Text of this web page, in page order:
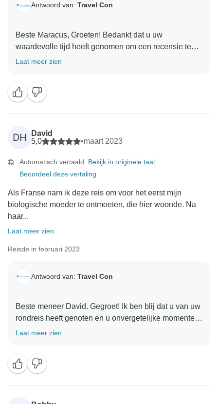
Antwoord van: Travel Con
Beste Maracus, Groeten! Bedankt dat u uw
waardevolle tijd heeft genomen om een recensie te
plaatsen over onze diensten en uw ervaring. Het laat
en aan wat we je beloofd hebben. We kijken ernaar uit
u in de toekomst weer te mogen verwelkomen. Met
Laat meer zien
DH
David
5,0
•maart 2023
Automatisch vertaald. Bekijk in originele taal
Beoordeel deze vertaling
Als Franse nam ik deze reis om voor het eerst mijn
biologische moeder te ontmoeten, die hier woonde. Na
haar...
Laat meer zien
Reisde in februari 2023
Antwoord van: Travel Con
Beste meneer David. Gegroet! Ik ben blij dat u van uw
rondreis heeft genoten en u onvergetelijke momenten
heeft meegebracht. Ook veel dank dat u de tijd heeft
verwelkomen in het noordelijke deel van India. Met
Laat meer zien